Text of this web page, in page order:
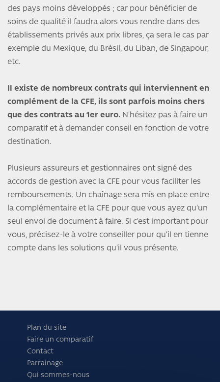
des pays moins développés ; car pour bénéficier de
soins de qualité il faudra alors vous rendre dans des
établissements privés aux prix libres, ça sera le cas par
exemple du Mexique, du Brésil, du Liban, de Singapour,
etc.
Il existe de nombreux contrats qui interviennent en
complément de la CFE, ils sont parfois moins chers
que des contrats au 1er euro. N’hésitez pas à faire un
comparatif et à demander conseil en fonction de votre
destination.
Plusieurs assureurs et gestionnaires ont signé des
accords de gestion avec la CFE pour vous faciliter les
remboursements. Un chaînage sera mis en place entre
la complémentaire et la CFE pour que vous ayez qu’un
seul envoi de document à faire. Si c’est important pour
vous, précisez-le à votre conseiller pour qu’il en tienne
compte dans les solutions qu’il vous présente.
Plan du site
Faire un comparatif
Contact
Parrainage
Qui sommes-nous